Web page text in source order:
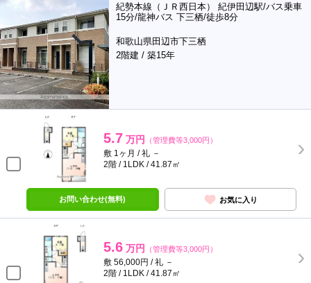
紀勢本線（ＪＲ西日本） 紀伊田辺駅/バス乗車
15分/龍神バス 下三栖/徒歩8分
和歌山県田辺市下三栖
2階建 / 築15年
5.7 万円 （管理費等3,000円）
敷 1ヶ月 / 礼 －
2階 / 1LDK / 41.87㎡
お問い合わせ(無料) お気に入り
5.6 万円 （管理費等3,000円）
敷 56,000円 / 礼 －
2階 / 1LDK / 41.87㎡